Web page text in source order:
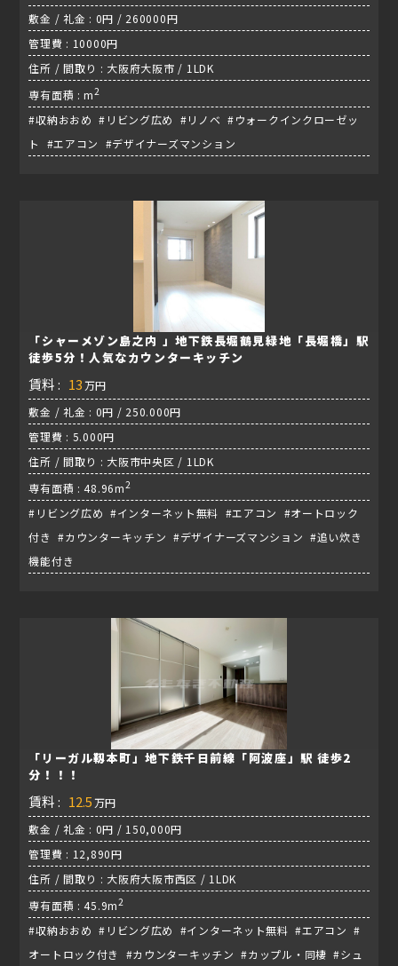
敷金 / 礼金 : 0円 / 260000円
管理費 : 10000円
住所 / 間取り : 大阪府大阪市 / 1LDK
専有面積 : m2
#収納おおめ #リビング広め #リノベ #ウォークインクローゼッ
ト #エアコン #デザイナーズマンション
「シャーメゾン島之内 」地下鉄長堀鶴見緑地「長堀橋」駅
徒歩5分！人気なカウンターキッチン
賃料 : 13 万円
敷金 / 礼金 : 0円 / 250.000円
管理費 : 5.000円
住所 / 間取り : 大阪市中央区 / 1LDK
専有面積 : 48.96m2
#リビング広め #インターネット無料 #エアコン #オートロック
付き #カウンターキッチン #デザイナーズマンション #追い炊き
機能付き
「リーガル靱本町」地下鉄千日前線「阿波座」駅 徒歩2
分！！！
賃料 : 12.5 万円
敷金 / 礼金 : 0円 / 150,000円
管理費 : 12,890円
住所 / 間取り : 大阪府大阪市西区 / 1LDK
専有面積 : 45.9m2
#収納おおめ #リビング広め #インターネット無料 #エアコン #
オートロック付き #カウンターキッチン #カップル・同棲 #シュ